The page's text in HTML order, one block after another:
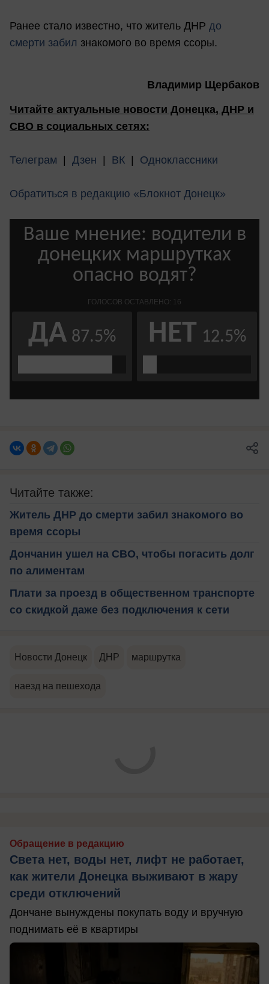
Ранее стало известно, что житель ДНР до
смерти забил знакомого во время ссоры.
Владимир Щербаков
Читайте актуальные новости Донецка, ДНР и
СВО в социальных сетях:
Телеграм | Дзен | ВК | Одноклассники
Обратиться в редакцию «Блокнот Донецк»
Читайте также:
Житель ДНР до смерти забил знакомого во
время ссоры
Дончанин ушел на СВО, чтобы погасить долг
по алиментам
Плати за проезд в общественном транспорте
со скидкой даже без подключения к сети
Новости Донецк ДНР маршрутка
наезд на пешехода
Обращение в редакцию
Света нет, воды нет, лифт не работает,
как жители Донецка выживают в жару
среди отключений
Дончане вынуждены покупать воду и вручную
поднимать её в квартиры